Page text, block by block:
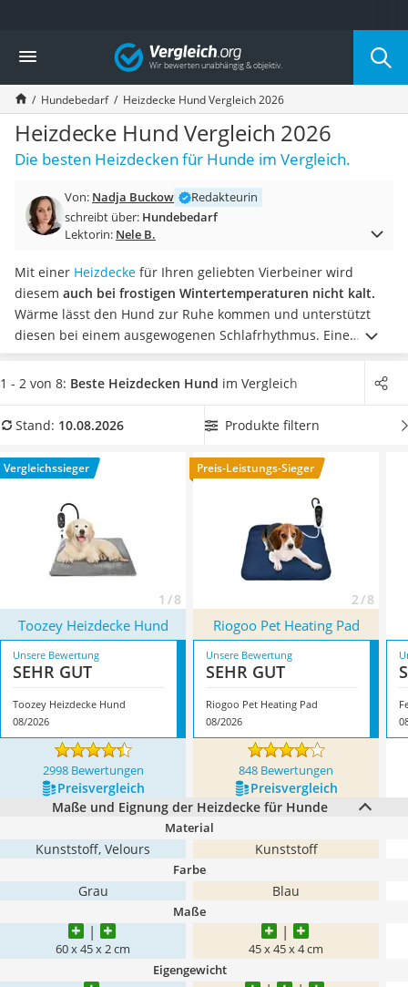
Die beliebtesten Vergleiche nach Kategorie
Drogerie
Inhalator
Haarschneider
Rollator
Braun Rasierer
Katzenklappe (Chip)
Masturbator
Massagepistole
Reisehaartrockner
Eiweißpulver
Magnesiumpräparat
Katzenklappe
Nackenmassagegerät
Zeckenschutz Katze
Philips-Sonicare-Zahnbürste
Mineralfutter Pferd
Massagegerät
Vergleich
Hundebedarf Heizdecke Hund Vergleich 2026
Heizdecke Hund Vergleich 2026
Die besten Heizdecken für Hunde im Vergleich.
Von: Nadja Buckow
Redakteurin
schreibt über: Hundebedarf
Lektorin: Nele B.
Mit einer Heizdecke für Ihren geliebten Vierbeiner wird
diesem auch bei frostigen Wintertemperaturen nicht kalt.
Wärme lässt den Hund zur Ruhe kommen und unterstützt
diesen bei einem ausgewogenen Schlafrhythmus. Eine
selbstwärmende Decke reflektiert die Körperwärme des
Hundes, sodass laut diversen Online-Tests von Hunde-
In unserer Produkttabelle stellen wirHeizdecken für den
Decke auch bequem transportieren zu können. Überzeugt
hat uns hier im August 2026 besonders das Modell
Heizdecke Hund
1 - 2 von 8: Beste Heizdecken Hund im Vergleich
Stand: 10.08.2026 Produkte filtern
Vergleichssieger
1 / 8
Preis-Leistungs-Sieger
2 / 8
Toozey Heizdecke Hund Riogoo Pet Heating Pad
Unsere Bewertung
SEHR GUT
Toozey Heizdecke Hund
08/2026
Unsere Bewertung
SEHR GUT
Riogoo Pet Heating Pad
08/2026
2998 Bewertungen 848 Bewertungen
Preis­vergleich
Preis­vergleich
Maße und Eignung der Heizdecke für Hunde
Material
Kunststoff, Velours Kunststoff
Farbe
Grau Blau
Maße
60 x 45 x 2 cm 45 x 45 x 4 cm
Eigengewicht